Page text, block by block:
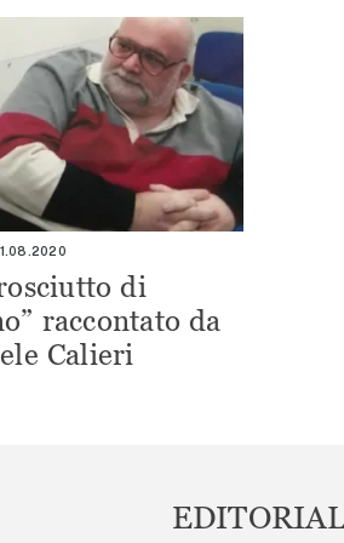
di
raccontato da
Calieri